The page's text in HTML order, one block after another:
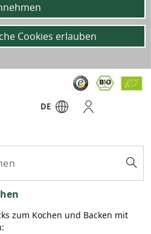
DE
zum Kochen und Backen mit
Cookies erlauben